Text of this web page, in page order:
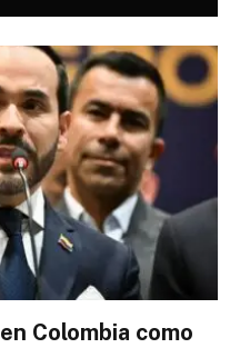
Colombia como